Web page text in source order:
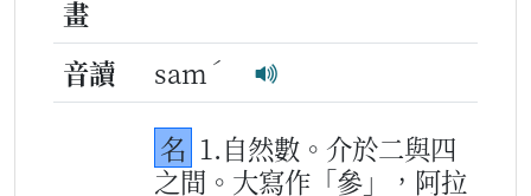
畫
音讀 sam ˊ
名 1.自然數。介於二與四
之間。大寫作「參」，阿拉